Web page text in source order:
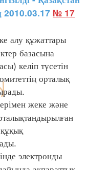
2010.03.17 № 17
алу құжаттары
базасына
келіп түсетін
орталық
жеке және
электронды